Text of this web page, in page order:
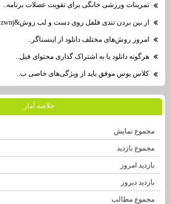
تمرینات ورزشی خانگی برای تقویت عضلات برنامه..
از بین بردن تندی فلفل روی دست و لب روش&zwnj..
امروز روش‌های مختلف دانلود از اینستاگر..
هرگونه دانلود یا به اشتراک گذاری محتوای فیل..
کلاس یوس موفق باید از ویژگی‌های خاصی ب..
خلاصه آمار
مجموع نمایش‌
مجموع بازدید
بازدید امروز
بازدید دیروز
مجموع مطالب